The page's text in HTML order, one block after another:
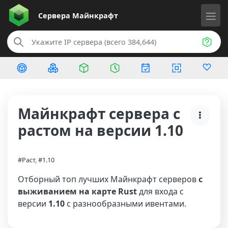
Сервера Майнкрафт
Майнкрафт сервера с
растом на версии 1.10
#Раст, #1.10
Отборный топ лучших Майнкрафт серверовс
выживанием на карте Rustдля входа с
версии 1.10 с разнообразными ивентами.